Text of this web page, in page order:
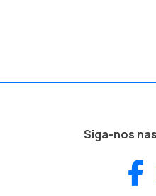
Siga-nos